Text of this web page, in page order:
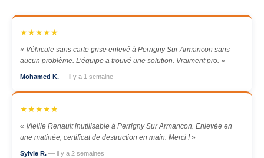
★★★★★
« Véhicule sans carte grise enlevé à Perrigny Sur Armancon sans
aucun problème. L’équipe a trouvé une solution. Vraiment pro. »
Mohamed K. — il y a 1 semaine
★★★★★
« Vieille Renault inutilisable à Perrigny Sur Armancon. Enlevée en
une matinée, certificat de destruction en main. Merci ! »
Sylvie R. — il y a 2 semaines